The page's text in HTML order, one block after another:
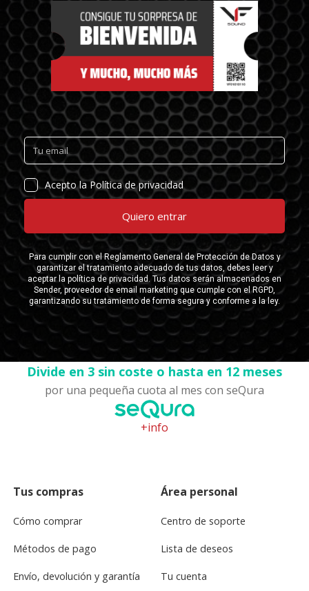
Divide en 3 sin coste o hasta en 12 meses
por una pequeña cuota al mes con seQura
+info
Tus compras
Cómo comprar
Métodos de pago
Envío, devolución y garantía
Área personal
Centro de soporte
Lista de deseos
Tu cuenta